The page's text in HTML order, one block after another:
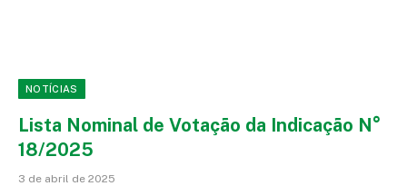
NOTÍCIAS
Lista Nominal de Votação da Indicação N°
18/2025
3 de abril de 2025